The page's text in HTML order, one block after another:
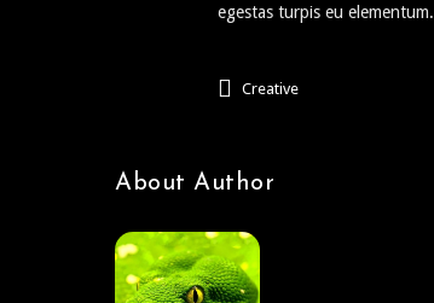
egestas turpis eu elementum.
Creative
About Author